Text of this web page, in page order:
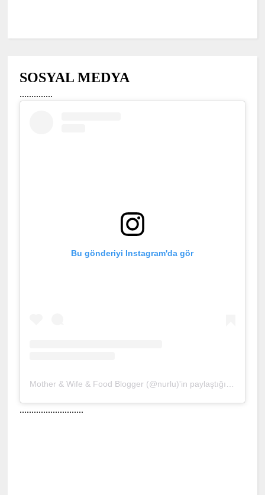
SOSYAL MEDYA
..............
Bu gönderiyi Instagram'da gör
...........................